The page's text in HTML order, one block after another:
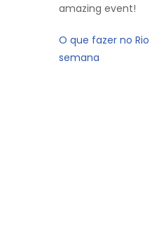
amazing event!
O que fazer no
semana